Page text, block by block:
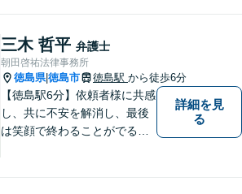
室対応でプライバシーが守ら
れます。【無料駐車場】
三木 哲平 弁護士
朝田啓祐法律事務所
徳島県|徳島市 徳島駅 から徒歩6分
【徳島駅6分】依頼者様に共感
し、共に不安を解消し、最後
は笑顔で終わることがでるよ
詳細を見
る